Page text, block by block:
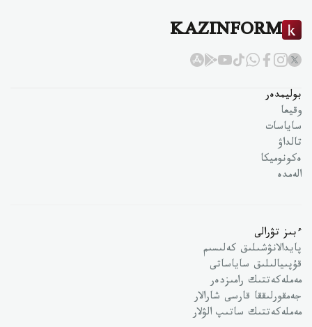
KAZINFORM
بوليمدەر
وقيعا
ساياسات
تالداۋ
ەكونوميكا
الەمدە
ءبىز تۋرالى
پايدالانۋشىلىق كەلىسىم
قۇپىيالىلىق ساياساتى
مەملەكەتتىك رامىزدەر
جەمقورلىققا قارسى شارالار
مەملەكەتتىك ساتىپ الۋلار